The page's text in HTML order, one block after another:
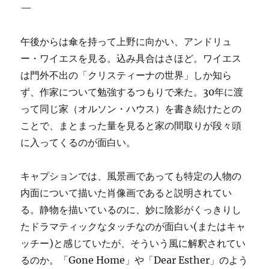
—
午後からは傘を持って上野に向かい、アンドリュ
ー・ワイエスを見る。込み具合はさほど。ワイエス
は門外不出の「クリスティーナの世界」しか知ら
ず、作家について勉強するつもりで来た。30年に渡
って同じ家（オルソン・ハウス）を書き続けたとの
ことで、まとまった量を見ると家の間取りが段々頭
に入ってくるのが面白い。
キャプションでは、風景画であっても特定の人物の
内面について描いた肖像画であると説明されてい
る。静物を描いているのに、妙に陰影がくっきりし
たドラマティックなタッチなのが面白い(またはキャ
ッチー)と感じていたが、そういう風に解釈されてい
るのか。「Gone Home」や「​​Dear Esther」のよう